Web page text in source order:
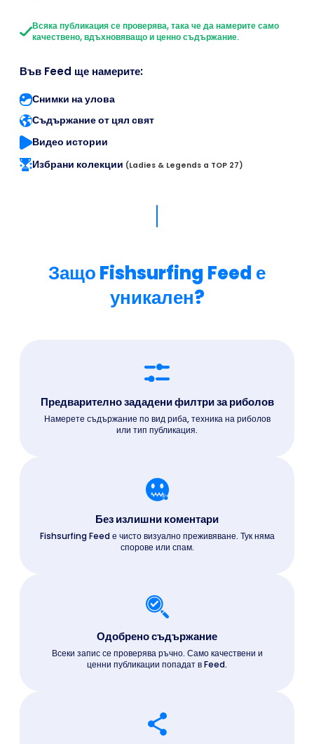
Всяка публикация се проверява, така че да намерите само
качествено, вдъхновяващо и ценно съдържание.
Във Feed ще намерите:
Снимки на улова
Съдържание от цял свят
Видео истории
Избрани колекции (Ladies & Legends a TOP 27)
Защо Fishsurfing Feed е
уникален?
Предварително зададени филтри за риболов
Намерете съдържание по вид риба, техника на риболов
или тип публикация.
Без излишни коментари
Fishsurfing Feed е чисто визуално преживяване. Тук няма
спорове или спам.
Одобрено съдържание
Всеки запис се проверява ръчно. Само качествени и
ценни публикации попадат в Feed.